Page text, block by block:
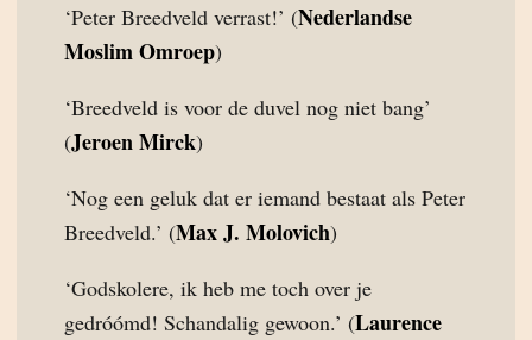
‘Peter Breedveld verrast!’ (Nederlandse
Moslim Omroep)
‘Breedveld is voor de duvel nog niet bang’
(Jeroen Mirck)
‘Nog een geluk dat er iemand bestaat als Peter
Breedveld.’ (Max J. Molovich)
‘Godskolere, ik heb me toch over je
gedróómd! Schandalig gewoon.’ (Laurence